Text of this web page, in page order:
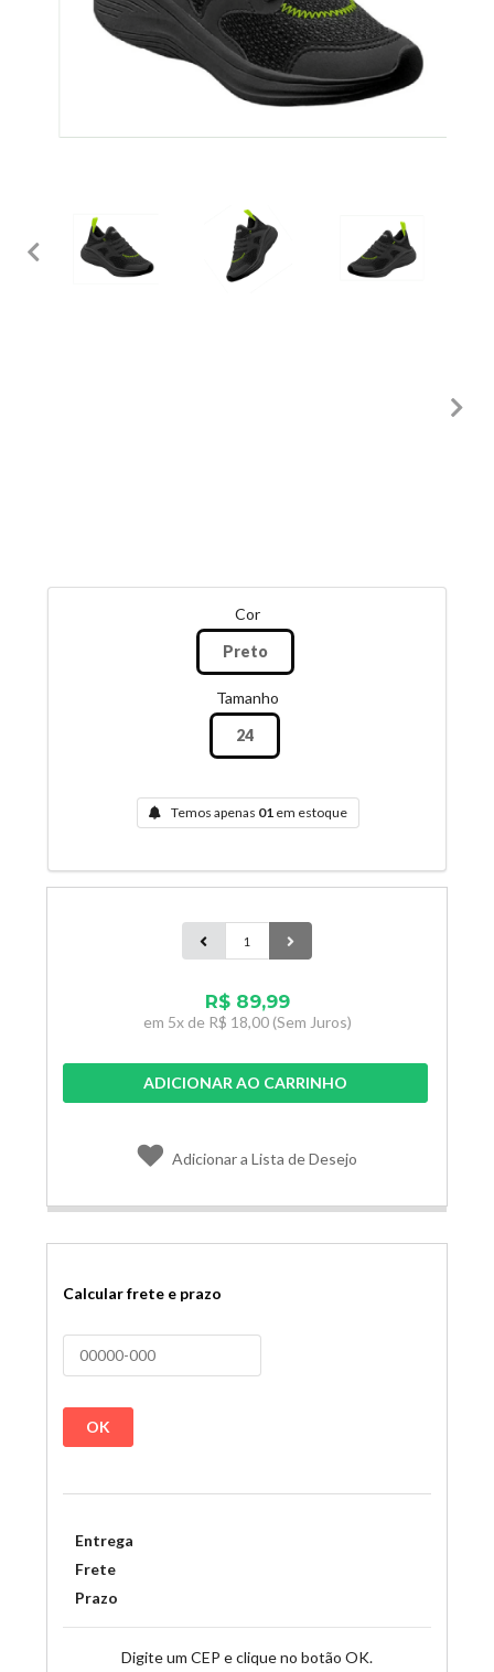
Cor
Preto
Tamanho
24
Temos apenas 01 em estoque
R$ 89,99
em 5x de R$ 18,00(Sem Juros)
ADICIONAR AO CARRINHO
Adicionar a Lista de Desejo
Calcular frete e prazo
OK
Entrega
Frete
Prazo
Digite um CEP e clique no botão OK.